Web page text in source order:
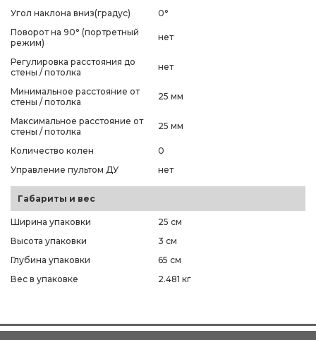
Угол наклона вниз(градус)
0°
Поворот на 90° (портретный
режим)
нет
Регулировка расстояния до
стены / потолка
нет
Минимальное расстояние от
стены / потолка
25 мм
Максимальное расстояние от
стены / потолка
25 мм
Количество колен
0
Управление пультом ДУ
нет
Габариты и вес
Ширина упаковки
25 см
Высота упаковки
3 см
Глубина упаковки
65 см
Вес в упаковке
2.481 кг